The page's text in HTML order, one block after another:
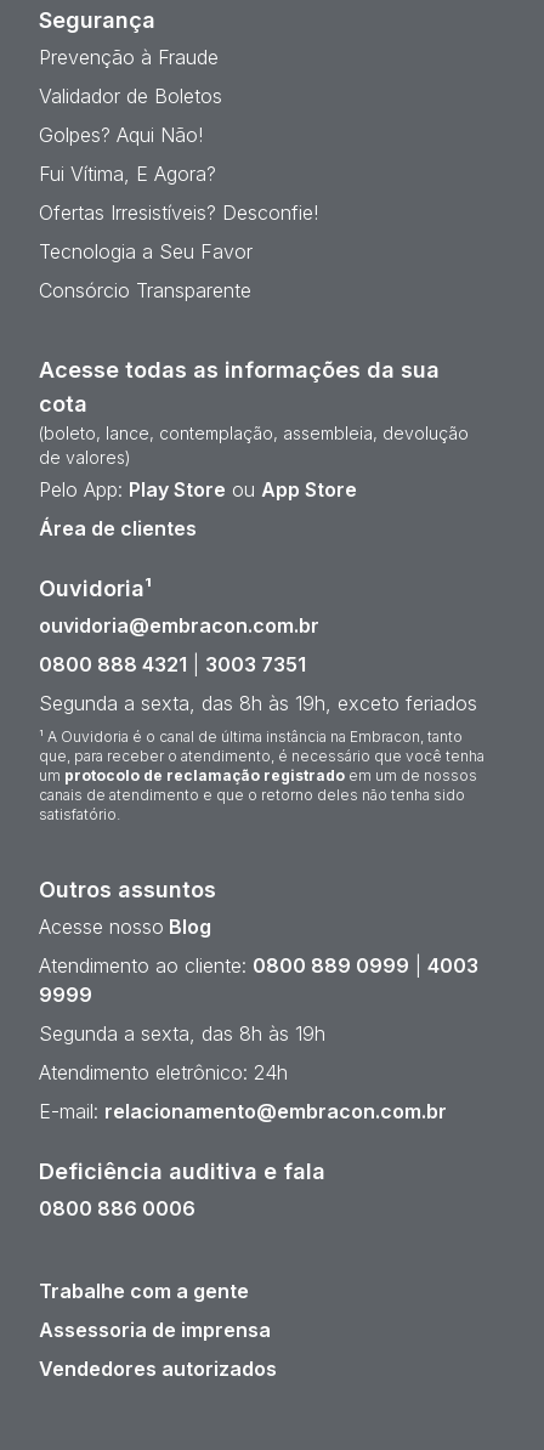
Segurança
Prevenção à Fraude
Validador de Boletos
Golpes? Aqui Não!
Fui Vítima, E Agora?
Ofertas Irresistíveis? Desconfie!
Tecnologia a Seu Favor
Consórcio Transparente
Acesse todas as informações da sua
cota
(boleto, lance, contemplação, assembleia, devolução
de valores)
Pelo App: Play Store ou App Store
Área de clientes
Ouvidoria¹
ouvidoria@embracon.com.br
0800 888 4321
3003 7351
Segunda a sexta, das 8h às 19h, exceto feriados
¹ A Ouvidoria é o canal de última instância na Embracon, tanto
que, para receber o atendimento, é necessário que você tenha
um protocolo de reclamação registrado em um de nossos
canais de atendimento e que o retorno deles não tenha sido
satisfatório.
Outros assuntos
Acesse nosso Blog
Atendimento ao cliente: 0800 889 0999
4003
9999
Segunda a sexta, das 8h às 19h
Atendimento eletrônico: 24h
E-mail: relacionamento@embracon.com.br
Deficiência auditiva e fala
0800 886 0006
Trabalhe com a gente
Assessoria de imprensa
Vendedores autorizados